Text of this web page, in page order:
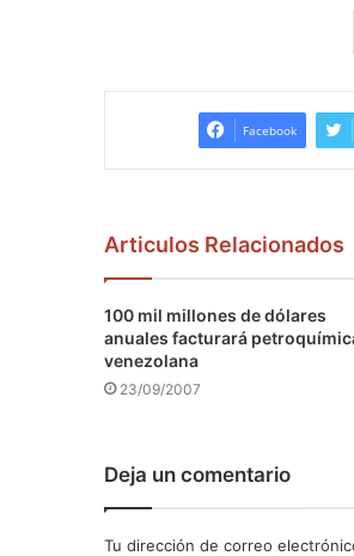
Facebook
Articulos Relacionados
100 mil millones de dólares
anuales facturará
venezolana
23/09/2007
Deja un comentario
Tu dirección de correo